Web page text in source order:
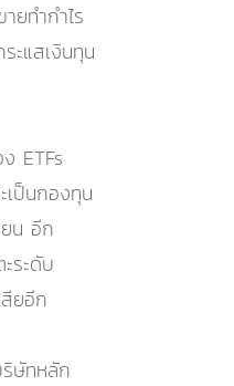
ยทำกำไร
ะแสเงินทุน
ETFs
เป็นกองทุน
น อีก
ระดับ
ยอีก
ริษัทหลัก